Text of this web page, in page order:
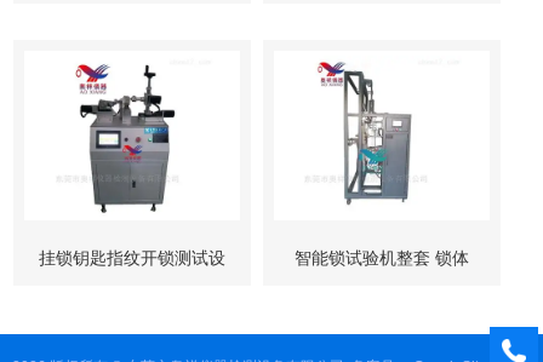
挂锁钥匙指纹开锁测试设 智能锁试验机整套 锁体